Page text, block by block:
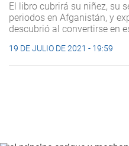
El libro cubrirá su niñez, su
periodos en Afganistán, y
descubrió al convertirse en
19 DE JULIO DE 2021 - 19:59